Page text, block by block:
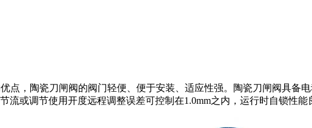
点，陶瓷刀闸阀的阀门轻便、便于安装、适应性强。陶瓷刀闸阀具备
流或调节使用开度远程调整误差可控制在1.0mm之内，运行时自锁性能